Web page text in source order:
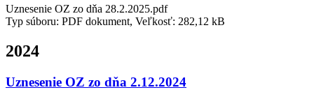
Uznesenie OZ zo dňa 28.2.2025.pdf
Typ súboru: PDF dokument, Veľkosť: 282,12 kB
2024
Uznesenie OZ zo dňa 2.12.2024